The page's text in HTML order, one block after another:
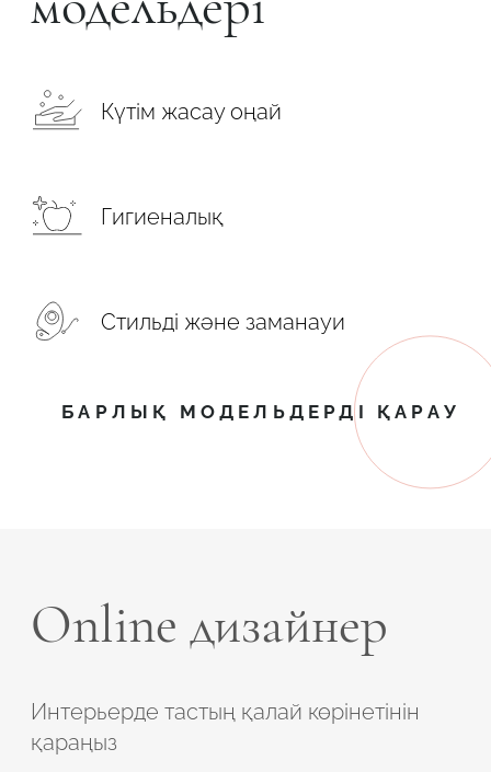
Күтім жасау оңай
Гигиеналық
Стильді және заманауи
БАРЛЫҚ МОДЕЛЬДЕРДІ ҚАРАУ
Online дизайнер
Интерьерде тастың қалай көрінетінін
қараңыз